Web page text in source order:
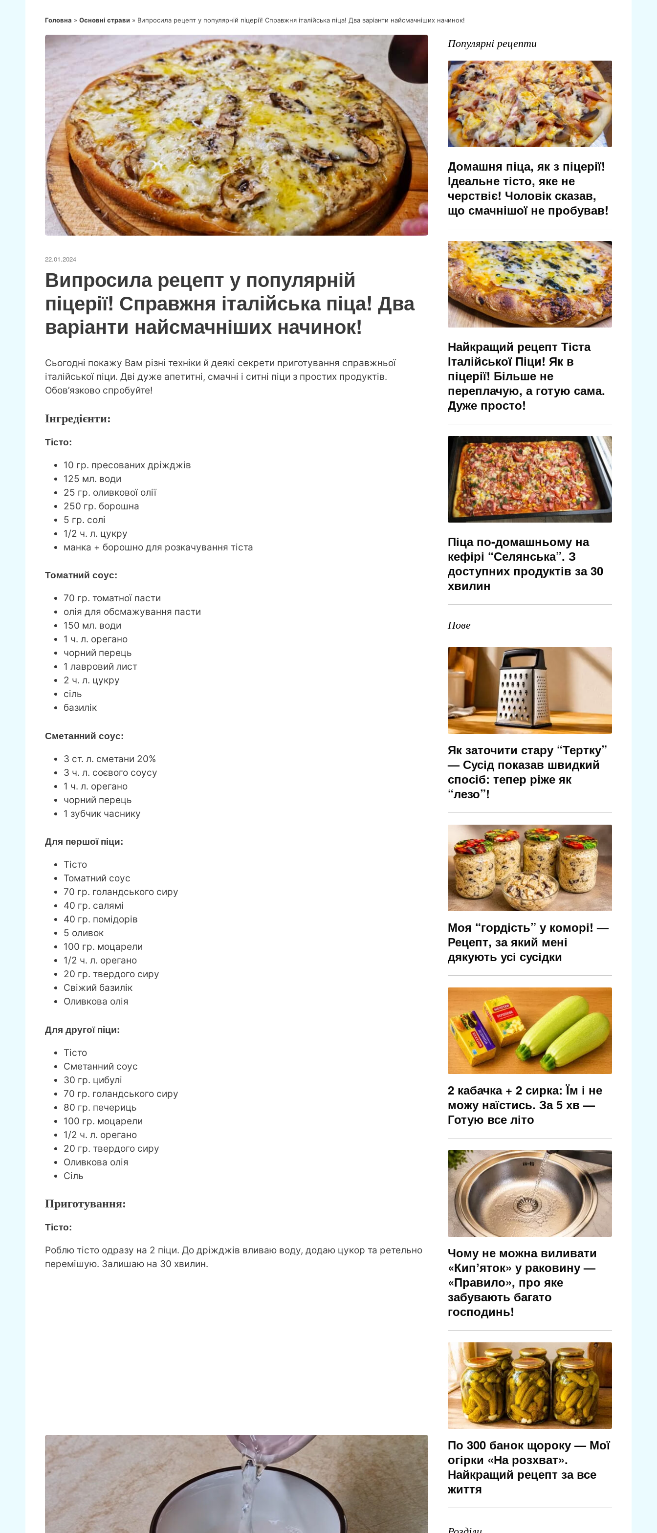
Головна » Основні страви » Випросила рецепт у популярній піцерії! Справжня італійська піца! Два варіанти найсмачніших начинок!
22.01.2024
Випросила рецепт у популярній
піцерії! Справжня італійська піца! Два
варіанти найсмачніших начинок!
Сьогодні покажу Вам різні техніки й деякі секрети приготування справжньої
італійської піци. Дві дуже апетитні, смачні і ситні піци з простих продуктів.
Обов’язково спробуйте!
Інгредієнти:
Тісто:
10 гр. пресованих дріжджів
125 мл. води
25 гр. оливкової олії
250 гр. борошна
5 гр. солі
1/2 ч. л. цукру
манка + борошно для розкачування тіста
Томатний соус:
70 гр. томатної пасти
олія для обсмажування пасти
150 мл. води
1 ч. л. орегано
чорний перець
1 лавровий лист
2 ч. л. цукру
сіль
базилік
Сметанний соус:
3 ст. л. сметани 20%
3 ч. л. соєвого соусу
1 ч. л. орегано
чорний перець
1 зубчик часнику
Для першої піци:
Тісто
Томатний соус
70 гр. голандського сиру
40 гр. салямі
40 гр. помідорів
5 оливок
100 гр. моцарели
1/2 ч. л. орегано
20 гр. твердого сиру
Свіжий базилік
Оливкова олія
Для другої піци:
Тісто
Сметанний соус
30 гр. цибулі
70 гр. голандського сиру
80 гр. печериць
100 гр. моцарели
1/2 ч. л. орегано
20 гр. твердого сиру
Оливкова олія
Сіль
Приготування:
Тісто:
Роблю тісто одразу на 2 піци. До дріжджів вливаю воду, додаю цукор та ретельно
перемішую. Залишаю на 30 хвилин.
Популярні рецепти
Домашня піца, як з піцерії!
Ідеальне тісто, яке не
черствіє! Чоловік сказав,
що смачнішої не пробував!
Найкращий рецепт Тіста
Італійської Піци! Як в
піцерії! Більше не
переплачую, а готую сама.
Дуже просто!
Піца по-домашньому на
кефірі “Селянська”. З
доступних продуктів за 30
хвилин
Нове
Як заточити стару “Тертку”
— Сусід показав швидкий
спосіб: тепер ріже як
“лезо”!
Моя “гордість” у коморі! —
Рецепт, за який мені
дякують усі сусідки
2 кабачка + 2 сирка: Їм і не
можу наїстись. За 5 хв —
Готую все літо
Чому не можна виливати
«Кипʼяток» у раковину —
«Правило», про яке
забувають багато
господинь!
По 300 банок щороку — Мої
огірки «На розхват».
Найкращий рецепт за все
життя